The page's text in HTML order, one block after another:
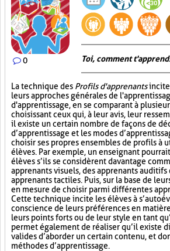
0 Toi, comment
La technique des Profils d'apprenantsincite
leurs approches générales de
d'apprentissage, en se comparant à
choisissant ceux qui, à leur avis, leur
il existe un certain nombre de façons de
d’apprentissage et les modes
choisir ses propres ensembles de profils à
élèves. Par exemple, un enseignant
élèves s’ils se considèrent davantage
apprenants visuels, des apprenants auditifs
apprenants tactiles. Puis, sur la base de
en mesure de choisir parmi différentes
Cette technique incite les élèves à
conscience de leurs préférences en
leurs points forts ou de leur style en tant
permet également de réaliser qu’il existe
valides d’aborder un certain contenu, et
méthodes d’apprentissage.